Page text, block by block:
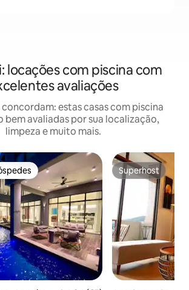
locações com piscina com
avaliações
concordam: estas casas com piscina
bem avaliadas por sua localização,
limpeza e muito mais.
Superhost
Superhost